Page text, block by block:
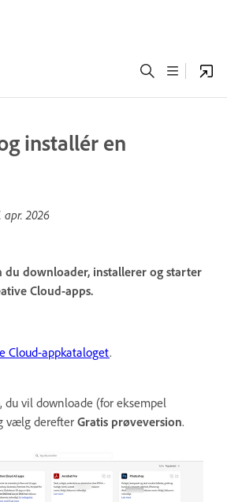
installér en
apr. 2026
du downloader, installerer og starter
Cloud-apps.
Cloud-appkataloget.
du vil downloade (for eksempel
vælg derefter Gratis prøveversion.